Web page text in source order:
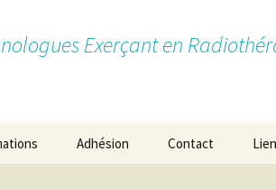
Exerçant en
Adhésion Contact